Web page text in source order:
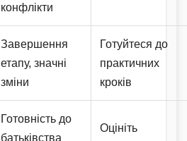
конфлікти
Завершення
етапу, значні
зміни
Готуйтеся до
практичних
кроків
Готовність до
батьківства
Оцініть